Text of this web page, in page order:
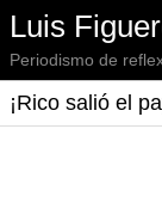
Luis
Periodismo de
¡Rico salió el